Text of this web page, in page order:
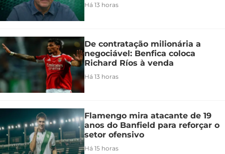
Há 13 horas
De contratação milionária a
negociável: Benfica coloca
Richard Ríos à venda
Há 13 horas
Flamengo mira atacante de 19
anos do Banfield para reforçar o
setor ofensivo
Há 15 horas